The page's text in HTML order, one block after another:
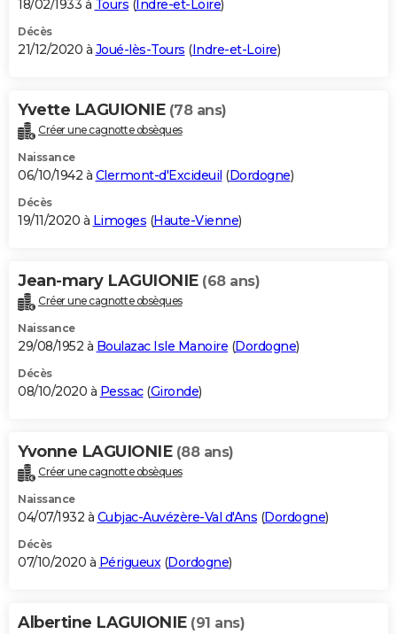
18/02/1933 à Tours ( Indre-et-Loire)
Décès
21/12/2020 à Joué-lès-Tours (Indre-et-Loire)
Yvette LAGUIONIE (78 ans)
Créer une cagnotte obsèques
Naissance
06/10/1942 à Clermont-d'Excideuil (Dordogne)
Décès
19/11/2020 à Limoges (Haute-Vienne)
Jean-mary LAGUIONIE (68 ans)
Créer une cagnotte obsèques
Naissance
29/08/1952 à Boulazac Isle Manoire (Dordogne)
Décès
08/10/2020 à Pessac(Gironde)
Yvonne LAGUIONIE (88 ans)
Créer une cagnotte obsèques
Naissance
04/07/1932 à Cubjac-Auvézère-Val d'Ans (Dordogne)
Décès
07/10/2020 à Périgueux(Dordogne)
Albertine LAGUIONIE (91 ans)